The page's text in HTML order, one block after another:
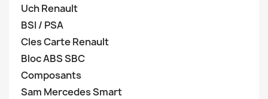
Uch Renault
BSI / PSA
Cles Carte Renault
Bloc ABS SBC
Composants
Sam Mercedes Smart